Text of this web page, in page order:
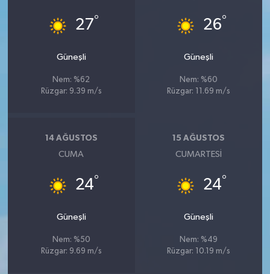
27°
Güneşli
Nem: %62
Rüzgar: 9.39 m/s
26°
Güneşli
Nem: %60
Rüzgar: 11.69 m/s
14 AĞUSTOS
CUMA
24°
Güneşli
Nem: %50
Rüzgar: 9.69 m/s
15 AĞUSTOS
CUMARTESI
24°
Güneşli
Nem: %49
Rüzgar: 10.19 m/s